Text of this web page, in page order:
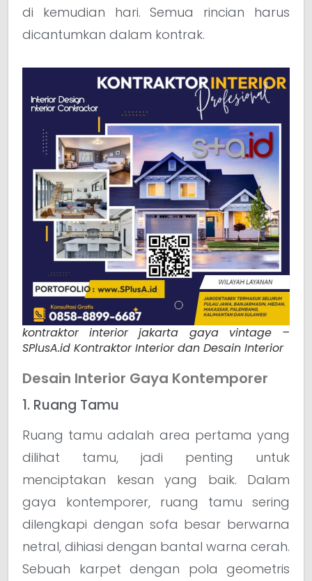
di kemudian hari. Semua rincian harus
dicantumkan dalam kontrak.
kontraktor interior jakarta gaya vintage –
SPlusA.id Kontraktor Interior dan Desain Interior
Desain Interior Gaya Kontemporer
1. Ruang Tamu
Ruang tamu adalah area pertama yang
dilihat tamu, jadi penting untuk
menciptakan kesan yang baik. Dalam
gaya kontemporer, ruang tamu sering
dilengkapi dengan sofa besar berwarna
netral, dihiasi dengan bantal warna cerah.
Sebuah karpet dengan pola geometris